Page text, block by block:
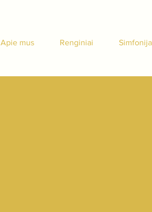
Apie mus Renginiai